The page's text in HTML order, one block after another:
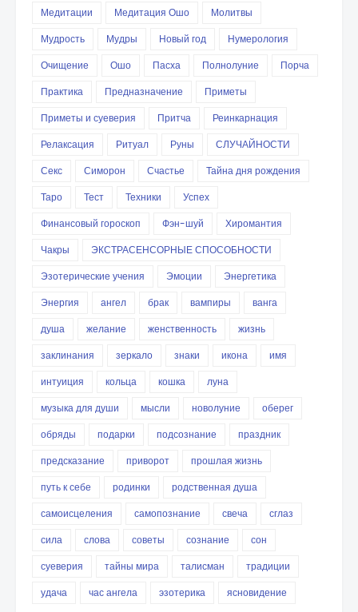
Медитации
Медитация Ошо
Молитвы
Мудрость
Мудры Новый год
Нумерология
Очищение
Ошо Пасха Полнолуние
Порча
Практика
Предназначение
Приметы
Приметы и суеверия
Притча
Реинкарнация
Релаксация
Ритуал Руны
СЛУЧАЙНОСТИ
Секс
Симорон Счастье
Тайна дня рождения
Таро
Тест Техники
Успех
Финансовый гороскоп
Фэн-шуй
Хиромантия
Чакры
ЭКСТРАСЕНСОРНЫЕ СПОСОБНОСТИ
Эзотерические учения
Эмоции
Энергетика
Энергия
ангел брак вампиры
ванга
душа
желание женственность
жизнь
заклинания
зеркало знаки икона
имя
интуиция
кольца кошка
луна
музыка для души
мысли новолуние
оберег
обряды
подарки подсознание
праздник
предсказание
приворот
прошлая жизнь
путь к себе
родинки
родственная душа
самоисцеления
самопознание свеча
сглаз
сила
слова советы сознание
сон
суеверия
тайны мира талисман
традиции
удача
час ангела эзотерика ясновидение